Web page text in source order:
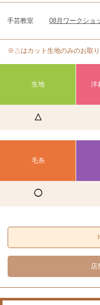
手芸教室 08月ワークショ
※△はカット生地のみのお取り
生地 洋
△
毛糸
◯
店